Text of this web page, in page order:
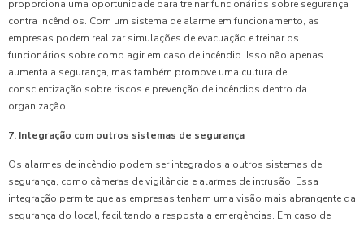
proporciona uma oportunidade para treinar funcionários sobre segurança
contra incêndios. Com um sistema de alarme em funcionamento, as
empresas podem realizar simulações de evacuação e treinar os
funcionários sobre como agir em caso de incêndio. Isso não apenas
aumenta a segurança, mas também promove uma cultura de
conscientização sobre riscos e prevenção de incêndios dentro da
organização.
7. Integração com outros sistemas de segurança
Os alarmes de incêndio podem ser integrados a outros sistemas de
segurança, como câmeras de vigilância e alarmes de intrusão. Essa
integração permite que as empresas tenham uma visão mais abrangente da
segurança do local, facilitando a resposta a emergências. Em caso de